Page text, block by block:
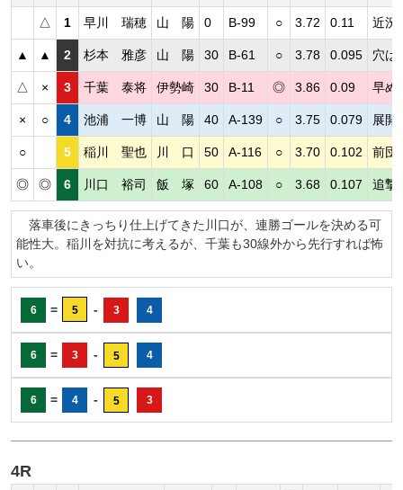
△ 1 早川 瑞穂 山 陽 0 B-99 ○ 3.72 0.11 近況
▲ ▲ 2 杉本 雅彦 山 陽 30 B-61 ○ 3.78 0.095 穴は
△ × 3 千葉 泰将 伊勢崎 30 B-11 ◎ 3.86 0.09 早め
× ○ 4 池浦 一博 山 陽 40 A-139 ○ 3.75 0.079 展開
○ 5 稲川 聖也 川 口 50 A-116 ○ 3.70 0.102 前団
◎ ◎ 6 川口 裕司 飯 塚 60 A-108 ○ 3.68 0.107 追撃
落車後にきっちり仕上げてきた川口が、連勝ゴールを決める可
能性大。稲川を対抗に考えるが、千葉も30線外から先行すれば怖
い。
6 = 5 - 3 4
6 = 3 - 5 4
6 = 4 - 5 3
4R